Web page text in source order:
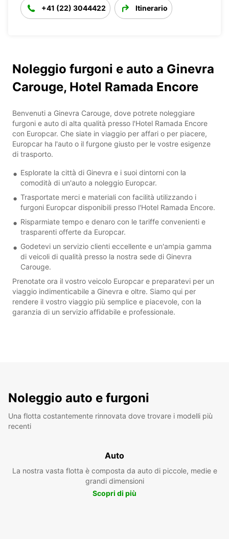
+41 (22) 3044422 Itinerario
Noleggio furgoni e auto a Ginevra
Carouge, Hotel Ramada Encore
Benvenuti a Ginevra Carouge, dove potrete noleggiare
furgoni e auto di alta qualità presso l'Hotel Ramada Encore
con Europcar. Che siate in viaggio per affari o per piacere,
Europcar ha l'auto o il furgone giusto per le vostre esigenze
di trasporto.
Esplorate la città di Ginevra e i suoi dintorni con la
comodità di un'auto a noleggio Europcar.
Trasportate merci e materiali con facilità utilizzando i
furgoni Europcar disponibili presso l'Hotel Ramada Encore.
Risparmiate tempo e denaro con le tariffe convenienti e
trasparenti offerte da Europcar.
Godetevi un servizio clienti eccellente e un'ampia gamma
di veicoli di qualità presso la nostra sede di Ginevra
Carouge.
Prenotate ora il vostro veicolo Europcar e preparatevi per un
viaggio indimenticabile a Ginevra e oltre. Siamo qui per
rendere il vostro viaggio più semplice e piacevole, con la
garanzia di un servizio affidabile e professionale.
Noleggio auto e furgoni
Una flotta costantemente rinnovata dove trovare i modelli più
recenti
Auto
La nostra vasta flotta è composta da auto di piccole, medie e
grandi dimensioni
Scopri di più